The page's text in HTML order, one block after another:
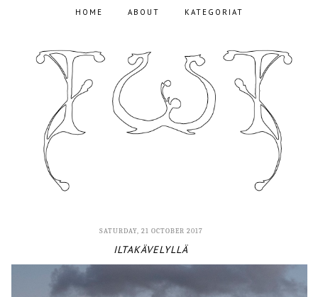
HOME ABOUT KATEGORIAT
SATURDAY, 21 OCTOBER 2017
ILTAKÄVELYLLÄ